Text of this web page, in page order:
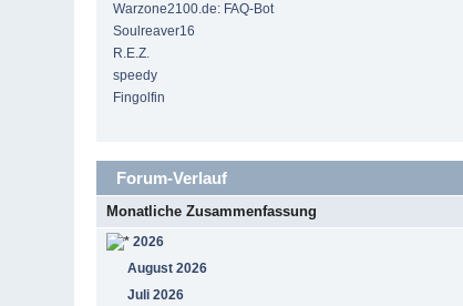
Warzone2100.de: FAQ-Bot
Soulreaver16
R.E.Z.
speedy
Fingolfin
Forum-Verlauf
Monatliche Zusammenfassung
2026
August 2026
Juli 2026